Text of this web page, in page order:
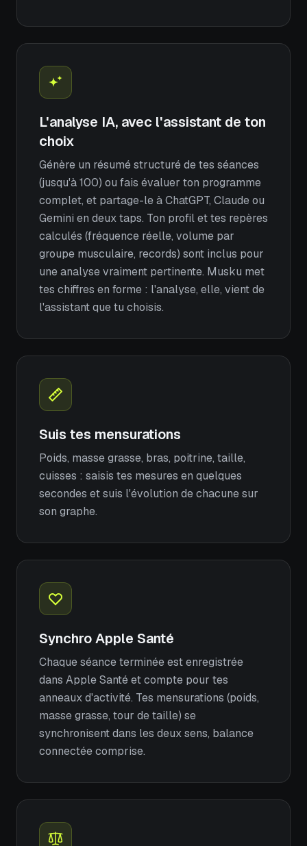
L'analyse IA, avec l'assistant de ton
choix
Génère un résumé structuré de tes séances
(jusqu'à 100) ou fais évaluer ton programme
complet, et partage-le à ChatGPT, Claude ou
Gemini en deux taps. Ton profil et tes repères
calculés (fréquence réelle, volume par
groupe musculaire, records) sont inclus pour
une analyse vraiment pertinente. Musku met
tes chiffres en forme : l'analyse, elle, vient de
l'assistant que tu choisis.
Suis tes mensurations
Poids, masse grasse, bras, poitrine, taille,
cuisses : saisis tes mesures en quelques
secondes et suis l'évolution de chacune sur
son graphe.
Synchro Apple Santé
Chaque séance terminée est enregistrée
dans Apple Santé et compte pour tes
anneaux d'activité. Tes mensurations (poids,
masse grasse, tour de taille) se
synchronisent dans les deux sens, balance
connectée comprise.